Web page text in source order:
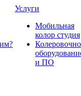
Услуги
Мобильная
колор студия
и ПО